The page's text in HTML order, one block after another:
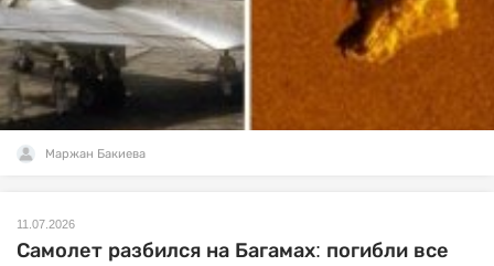
Маржан Бакиева
11.07.2026
Самолет разбился на Багамах: погибли все